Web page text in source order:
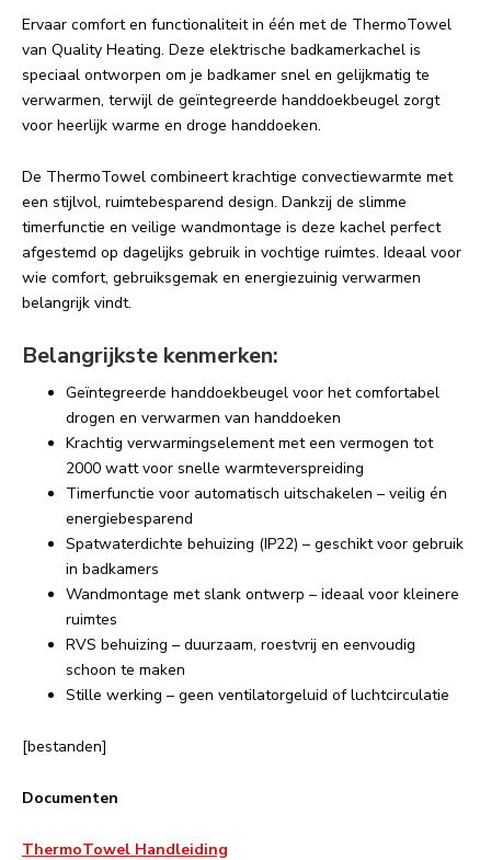
Ervaar comfort en functionaliteit in één met de ThermoTowel
van Quality Heating. Deze elektrische badkamerkachel is
speciaal ontworpen om je badkamer snel en gelijkmatig te
verwarmen, terwijl de geïntegreerde handdoekbeugel zorgt
voor heerlijk warme en droge handdoeken.
De ThermoTowel combineert krachtige convectiewarmte met
een stijlvol, ruimtebesparend design. Dankzij de slimme
timerfunctie en veilige wandmontage is deze kachel perfect
afgestemd op dagelijks gebruik in vochtige ruimtes. Ideaal voor
wie comfort, gebruiksgemak en energiezuinig verwarmen
belangrijk vindt.
Belangrijkste kenmerken:
Geïntegreerde handdoekbeugel voor het comfortabel
drogen en verwarmen van handdoeken
Krachtig verwarmingselement met een vermogen tot
2000 watt voor snelle warmteverspreiding
Timerfunctie voor automatisch uitschakelen – veilig én
energiebesparend
Spatwaterdichte behuizing (IP22) – geschikt voor gebruik
in badkamers
Wandmontage met slank ontwerp – ideaal voor kleinere
ruimtes
RVS behuizing – duurzaam, roestvrij en eenvoudig
schoon te maken
Stille werking – geen ventilatorgeluid of luchtcirculatie
[bestanden]
Documenten
ThermoTowel Handleiding